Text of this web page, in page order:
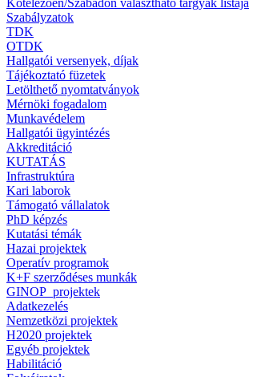
Kötelezően/Szabadon választható tárgyak listája
Szabályzatok
TDK
OTDK
Hallgatói versenyek, díjak
Tájékoztató füzetek
Letölthető nyomtatványok
Mérnöki fogadalom
Munkavédelem
Hallgatói ügyintézés
Akkreditáció
KUTATÁS
Infrastruktúra
Kari laborok
Támogató vállalatok
PhD képzés
Kutatási témák
Hazai projektek
Operatív programok
K+F szerződéses munkák
GINOP_projektek
Adatkezelés
Nemzetközi projektek
H2020 projektek
Egyéb projektek
Habilitáció